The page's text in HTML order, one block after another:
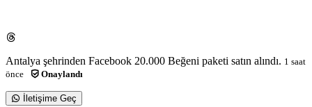
Antalya şehrinden Facebook 20.000 Beğeni paketi satın alındı. 1 saat
önce
Onaylandı
İletişime Geç